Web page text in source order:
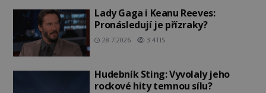
Lady Gaga i Keanu Reeves:
Pronásledují je přízraky?
28.7.2026 3.4TIS
Hudebník Sting: Vyvolaly jeho
rockové hity temnou sílu?